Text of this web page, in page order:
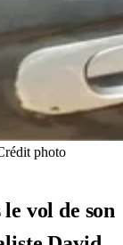
photo
vol de son